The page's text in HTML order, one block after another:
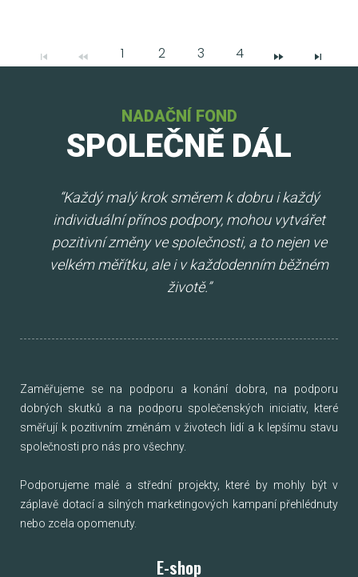
1 2 3 4
NADAČNÍ FOND
SPOLEČNĚ DÁL
“Každý malý krok směrem k dobru i každý
individuální přínos podpory, mohou vytvářet
pozitivní změny ve společnosti, a to nejen ve
velkém měřítku, ale i v každodenním běžném
životě.”
Zaměřujeme se na podporu a konání dobra, na podporu
dobrých skutků a na podporu společenských iniciativ, které
směřují k pozitivním změnám v životech lidí a k lepšímu stavu
společnosti pro nás pro všechny.
Podporujeme malé a střední projekty, které by mohly být v
záplavě dotací a silných marketingových kampaní přehlédnuty
nebo zcela opomenuty.
E-shop